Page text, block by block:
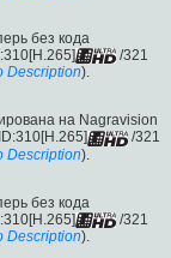
без кода
/321
Description).
на Nagravision
/321
Description).
без кода
/321
Description).